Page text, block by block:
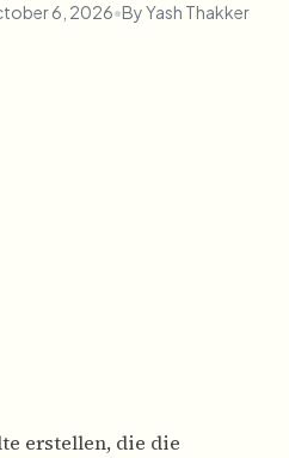
6, 2026•ByYash Thakker
erstellen, die die